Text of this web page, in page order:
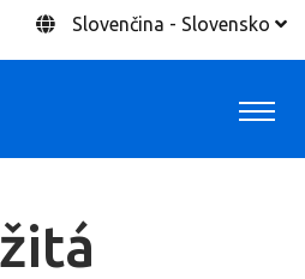
Slovenčina - Slovensko